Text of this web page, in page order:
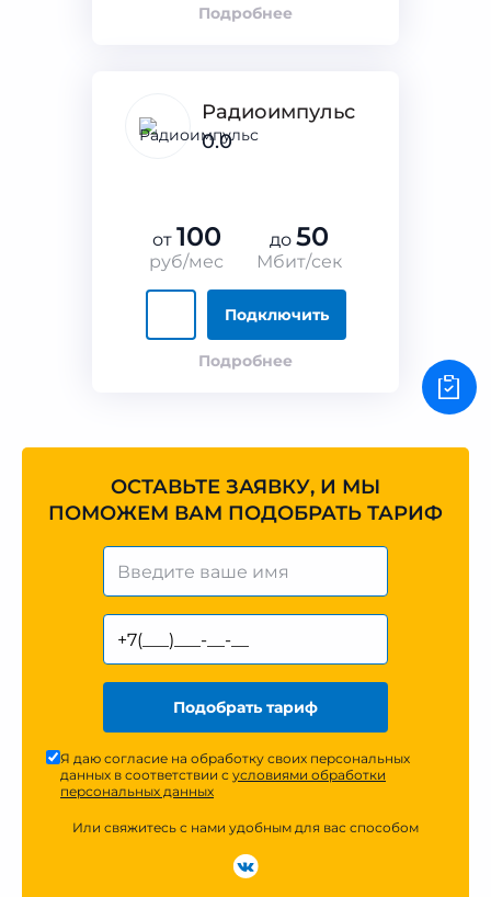
Подробнее
Радиоимпульс
0.0
от 100
руб/мес
до 50
Мбит/сек
Подключить
Подробнее
ОСТАВЬТЕ ЗАЯВКУ, И МЫ
ПОМОЖЕМ ВАМ ПОДОБРАТЬ ТАРИФ
Подобрать тариф
Я даю согласие на обработку своих персональных
данных в соответствии с условиями обработки
персональных данных
Или свяжитесь с нами удобным для вас способом